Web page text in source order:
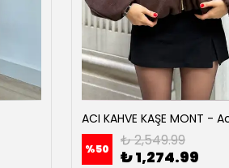
ACI KAHVE KAŞE MONT -
%50 ₺ 2,549.99
₺ 1,274.99